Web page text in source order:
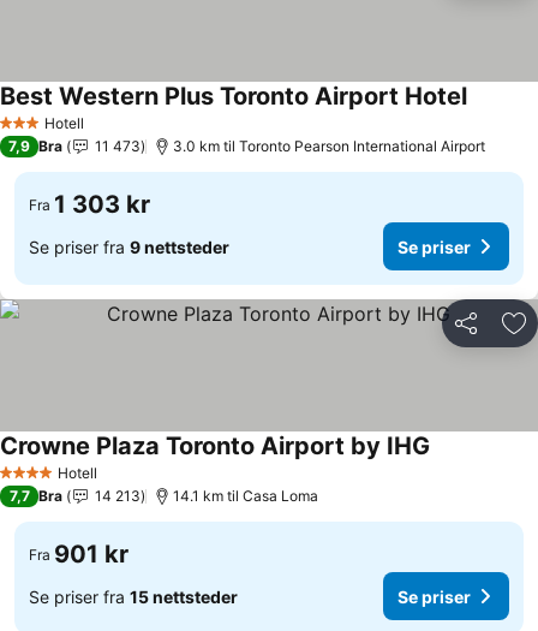
3 StjernerHotell
Best Western Plus Toronto Airport Hotel
7,9 Bra 11 473 3.0 km til Toronto Pearson International Airport
Fra 1 303 kr
Se priser fra 9 nettsteder Se priser
Del
4 StjernerHotell
Crowne Plaza Toronto Airport by IHG
7,7 Bra 14 213 14.1 km til Casa Loma
Fra 901 kr
Se priser fra 15 nettsteder Se priser